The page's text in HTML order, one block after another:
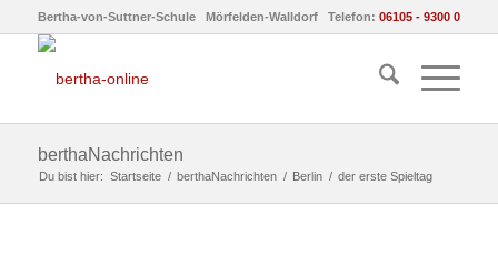
Bertha-von-Suttner-Schule Mörfelden-Walldorf Telefon: 06105 - 9300 0
berthaNachrichten
Du bist hier: Startseite / berthaNachrichten / Berlin / der erste Spieltag